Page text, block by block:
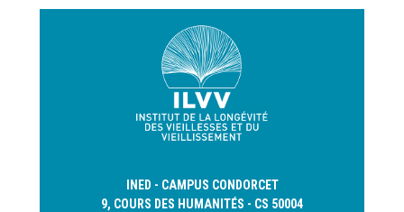
INED - CAMPUS CONDORCET
9, COURS DES HUMANITÉS - CS 50004